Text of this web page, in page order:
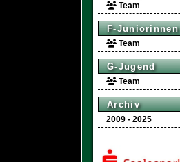
Team
F-Juniorinnen
Team
G-Jugend
Team
Archiv
2009 - 2025